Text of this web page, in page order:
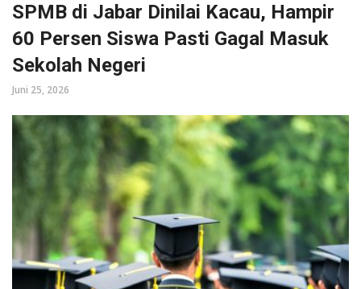
SPMB di Jabar Dinilai Kacau, Hampir
60 Persen Siswa Pasti Gagal Masuk
Sekolah Negeri
Juni 25, 2026